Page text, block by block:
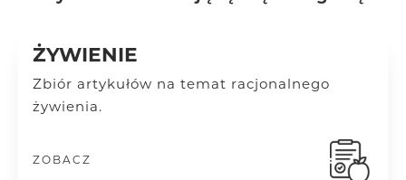
ŻYWIENIE
Zbiór artykułów na temat racjonalnego
żywienia.
ZOBACZ